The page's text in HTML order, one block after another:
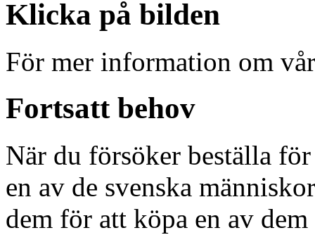
Klicka på bilden
För mer information om
Fortsatt behov
När du försöker beställa
en av de svenska
dem för att köpa en av